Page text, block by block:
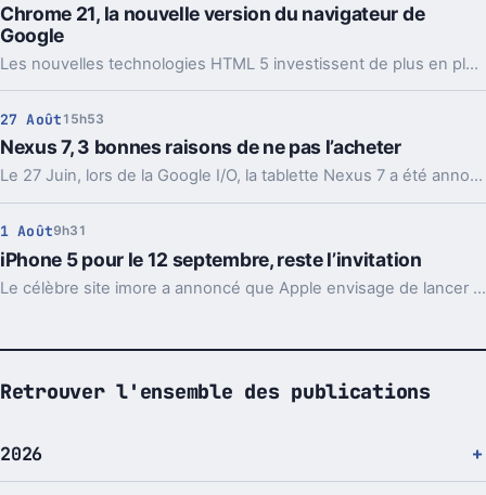
Chrome 21, la nouvelle version du navigateur de
Google
Les nouvelles technologies HTML 5 investissent de plus en plus les différents navigateurs web.
27 Août 15h53
Nexus 7, 3 bonnes raisons de ne pas l’acheter
Le 27 Juin, lors de la Google I/O, la tablette Nexus 7 a été annoncée en grande pompe par la firme de Mountain View.
1 Août9h31
iPhone 5 pour le 12 septembre, reste l’invitation
Le célèbre site imore a annoncé que Apple envisage de lancer le nouvel iPhone 5 lors d'un événement spécial le mercredi 12 septembre 2012.
Retrouver l'ensemble des publications
2026